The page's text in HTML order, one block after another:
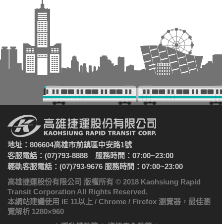
地址：806604高雄市前鎮區中安路1號
客服電話：(07)793-8888 服務時間：07:00~23:00
輕軌客服電話：(07)793-9676 服務時間：07:00~23:00
高雄捷運股份有限公司 版權所有 © 2018 Kaohsiung Rapid
Transit Corporation All Rights Reserved.
本網站建議使用 IE 11以上 / Chrome / Firefox 瀏覽器，最佳瀏
覽解析 1280×960